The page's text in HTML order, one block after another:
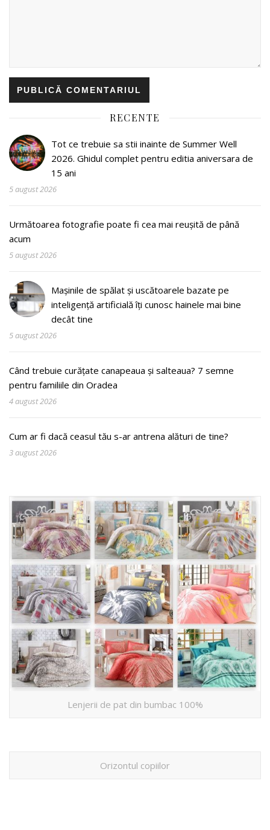
RECENTE
Tot ce trebuie sa stii inainte de Summer Well
2026. Ghidul complet pentru editia aniversara de
15 ani
5 august 2026
Următoarea fotografie poate fi cea mai reușită de până
acum
5 august 2026
Mașinile de spălat și uscătoarele bazate pe
inteligență artificială îți cunosc hainele mai bine
decât tine
5 august 2026
Când trebuie curățate canapeaua și salteaua? 7 semne
pentru familiile din Oradea
4 august 2026
Cum ar fi dacă ceasul tău s-ar antrena alături de tine?
3 august 2026
Lenjerii de pat din bumbac 100%
Orizontul copiilor